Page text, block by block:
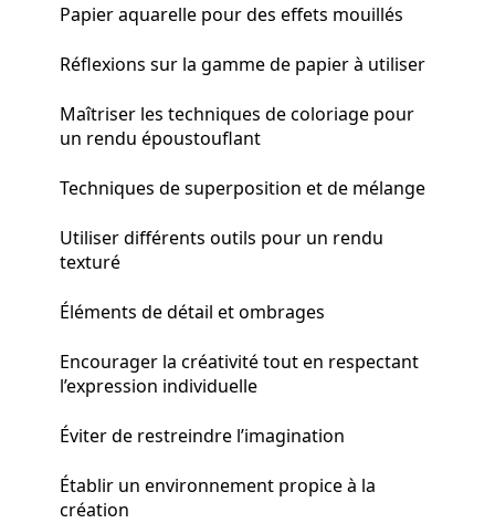
Papier aquarelle pour des effets mouillés
Réflexions sur la gamme de papier à utiliser
Maîtriser les techniques de coloriage pour
un rendu époustouflant
Techniques de superposition et de mélange
Utiliser différents outils pour un rendu
texturé
Éléments de détail et ombrages
Encourager la créativité tout en respectant
l’expression individuelle
Éviter de restreindre l’imagination
Établir un environnement propice à la
création